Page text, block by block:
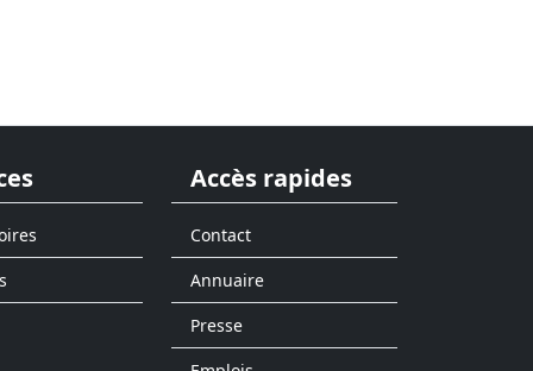
Accès rapides
Contact
Annuaire
Presse